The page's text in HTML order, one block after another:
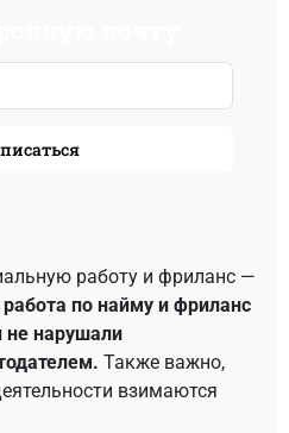
работу и фриланс —
по найму и фриланс
не нарушали
Также важно,
взимаются